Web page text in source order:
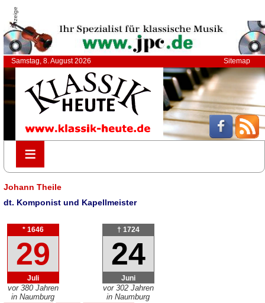
Anzeige
Samstag, 8. August 2026 Sitemap
≡
≡
Johann Theile
dt. Komponist und Kapellmeister
* 1646
29
Juli
vor 380 Jahren
in Naumburg
† 1724
24
Juni
vor 302 Jahren
in Naumburg